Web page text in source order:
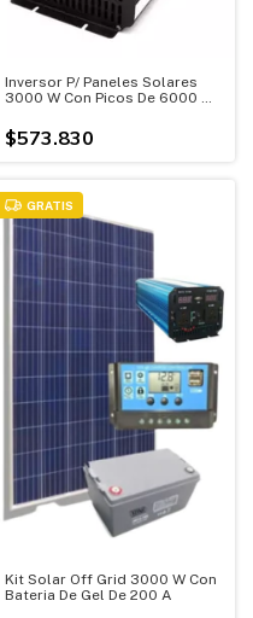
Inversor P/ Paneles Solares
3000 W Con Picos De 6000 W
$573.830
GRATIS
Kit Solar Off Grid 3000 W Con
Bateria De Gel De 200 A